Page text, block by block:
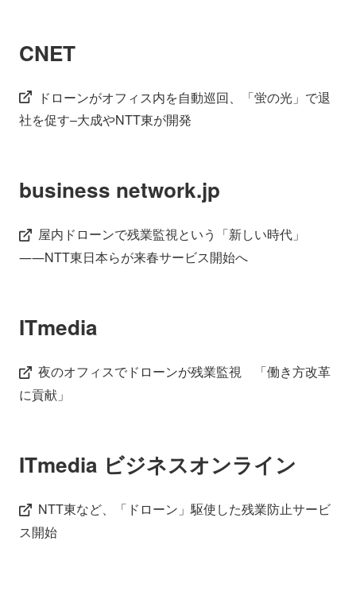
CNET
ドローンがオフィス内を自動巡回、「蛍の光」で退
社を促す–大成やNTT東が開発
business network.jp
屋内ドローンで残業監視という「新しい時代」
――NTT東日本らが来春サービス開始へ
ITmedia
夜のオフィスでドローンが残業監視 「働き方改革
に貢献」
ITmedia ビジネスオンライン
NTT東など、「ドローン」駆使した残業防止サービ
ス開始